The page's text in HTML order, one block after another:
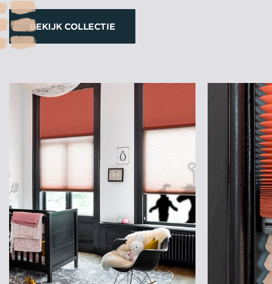
BEKIJK COLLECTIE